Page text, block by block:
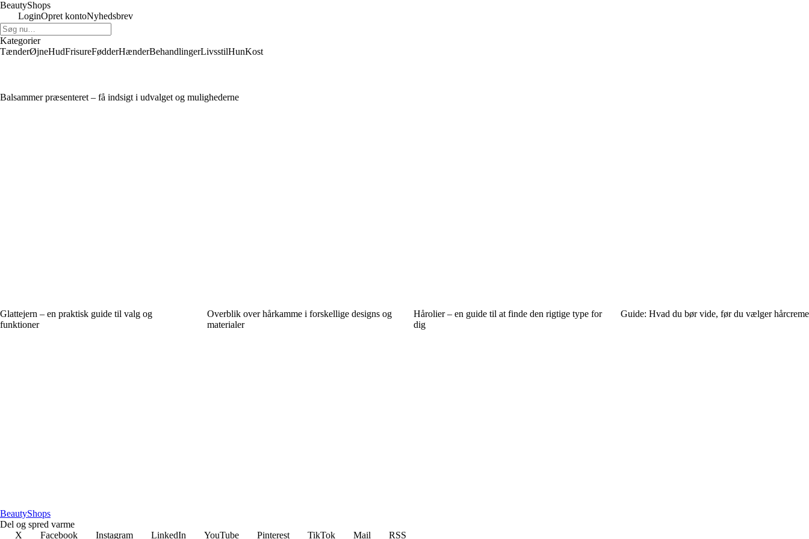
BeautyShops
LoginOpret kontoNyhedsbrev
Kategorier
TænderØjneHudFrisureFødderHænderBehandlingerLivsstilHunKost
Balsammer præsenteret – få indsigt i udvalget og mulighederne
Glattejern – en praktisk guide til valg og
funktioner
Overblik over hårkamme i forskellige designs og
materialer
Hårolier – en guide til at finde den rigtige type for
dig
Guide: Hvad du bør vide, før du vælger hårcreme
BeautyShops
Del og spred varme
X
Facebook Instagram LinkedIn YouTube Pinterest TikTok Mail RSS